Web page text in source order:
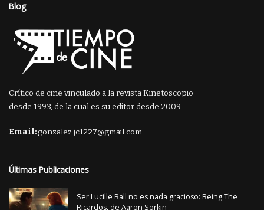
Blog
Crítico de cine vinculado a la revista Kinetoscopio
desde 1993, de la cual es su editor desde 2009.
Email:gonzalez.jc1227@gmail.com
Últimas Publicaciones
Ser Lucille Ball no es nada gracioso: Being The
Ricardos, de Aaron Sorkin